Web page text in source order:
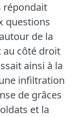
répondait
questions
de la
au côté droit
ainsi à la
infiltration
de grâces
et la